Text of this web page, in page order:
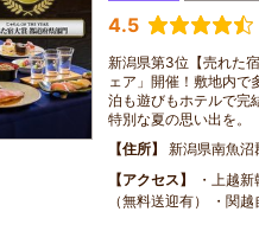
4.5
新潟県第3位【売れた
ェア」開催！敷地内で
泊も遊びもホテルで完
特別な夏の思い出を。
住所
新潟県南魚
アクセス
・上越
（無料送迎有） ・関